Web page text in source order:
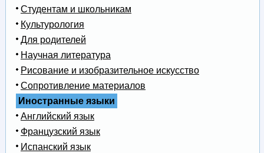
Студентам и школьникам
Культурология
Для родителей
Научная литература
Рисование и изобразительное искусство
Сопротивление материалов
Иностранные языки
Английский язык
Французский язык
Испанский язык